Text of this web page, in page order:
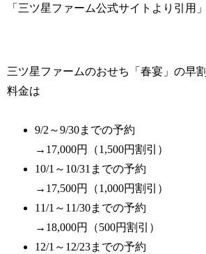
「三ツ星ファーム公式サイトより引用」
三ツ星ファームのおせち「春宴」の早割
料金は
9/2～9/30までの予約
→17,000円（1,500円割引）
10/1～10/31までの予約
→17,500円（1,000円割引）
11/1～11/30までの予約
→18,000円（500円割引）
12/1～12/23までの予約